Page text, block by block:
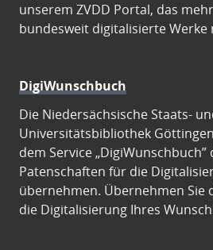
unserem ZVDD Portal, das
bundesweit digitalisierte Werke
DigiWunschbuch
Die Niedersächsische Staats-
Universitätsbibliothek
dem Service
Patenschaften für die
übernehmen. Übernehmen Sie
die Digitalisierung Ihres